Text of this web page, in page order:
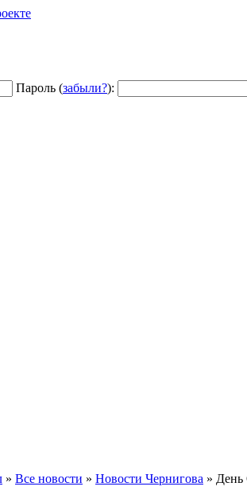
Пароль (забыли?):
» Все новости » Новости Чернигова » День